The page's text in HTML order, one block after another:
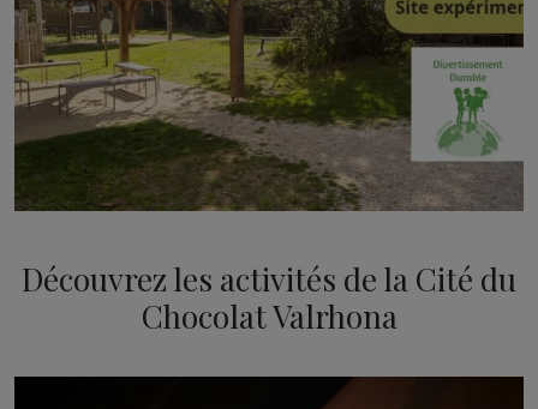
Découvrez les activités de la Cité du
Chocolat Valrhona